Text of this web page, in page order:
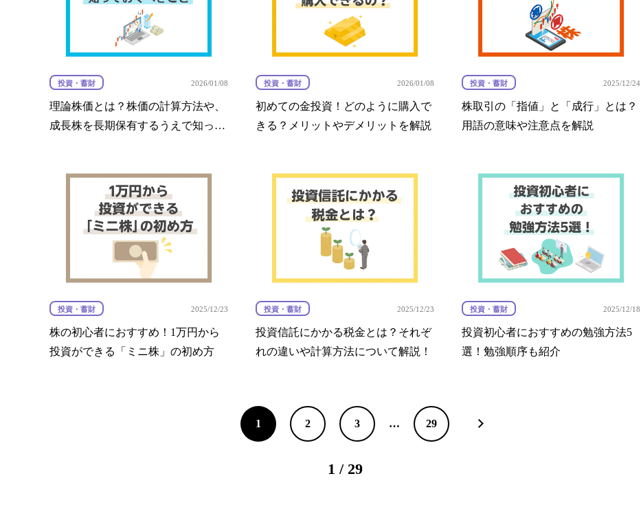
投資・蓄財 2026/01/08
理論株価とは？株価の計算方法や、
成長株を長期保有するうえで知って
投資・蓄財 2026/01/08
初めての金投資！どのように購入で
きる？メリットやデメリットを解説
投資・蓄財 2025/12/24
株取引の「指値」と「成行」とは？
用語の意味や注意点を解説
投資・蓄財 2025/12/23
株の初心者におすすめ！1万円から
投資ができる「ミニ株」の初め方
投資・蓄財 2025/12/23
投資信託にかかる税金とは？それぞ
れの違いや計算方法について解説！
投資・蓄財 2025/12/18
投資初心者におすすめの勉強方法5
選！勉強順序も紹介
1 2 3 … 29
1 / 29